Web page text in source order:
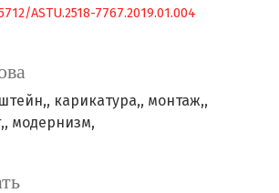
карикатура, монтаж,
модернизм,
ASTU.2518-7767.2019.01.004